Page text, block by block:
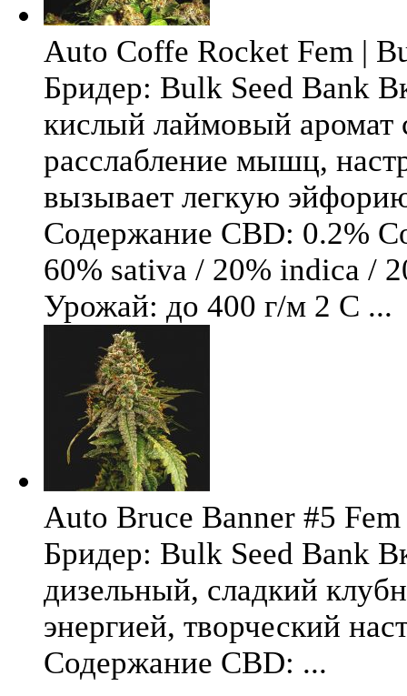
Auto Coffe Rocket Fem |
Бридер: Bulk Seed Bank
кислый лаймовый аромат
расслабление мышц,
вызывает легкую
Содержание CBD: 0.2%
60% sativa / 20% indica /
Урожай: до 400 г/м 2 С ...
Auto Bruce Banner #5
Бридер: Bulk Seed Bank
дизельный, сладкий
энергией, творческий
Содержание CBD: ...